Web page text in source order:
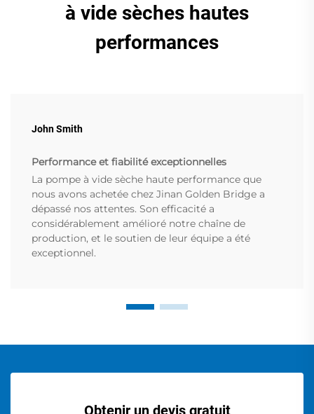
à vide sèches hautes
performances
John Smith
Performance et fiabilité exceptionnelles
La pompe à vide sèche haute performance que
nous avons achetée chez Jinan Golden Bridge a
dépassé nos attentes. Son efficacité a
considérablement amélioré notre chaîne de
production, et le soutien de leur équipe a été
exceptionnel.